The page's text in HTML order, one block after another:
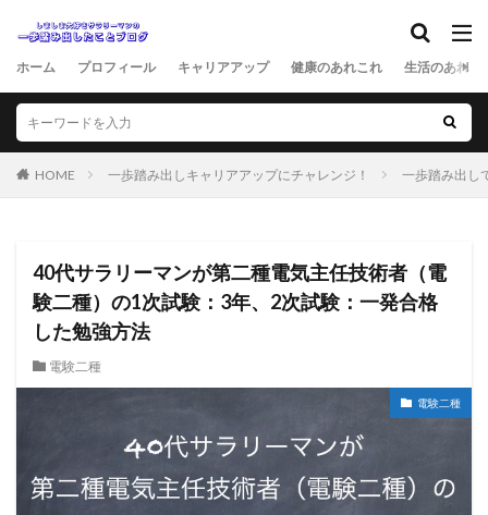
ホーム プロフィール キャリアアップ 健康のあれこれ 生活のあれこ
HOME 一歩踏み出しキャリアアップにチャレンジ！ 一歩踏み出し
40代サラリーマンが第二種電気主任技術者（電
験二種）の1次試験：3年、2次試験：一発合格
した勉強方法
電験二種
電験二種